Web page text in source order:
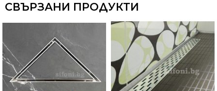
СВЪРЗАНИ ПРОДУКТИ